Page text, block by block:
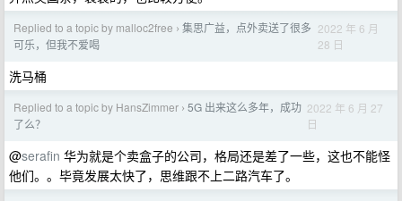
Replied to a topic by malloc2free › 集思广益，点外卖送了很多
可乐，但我不爱喝
2022 年 6 月
28 日
洗马桶
Replied to a topic by HansZimmer › 5G 出来这么多年，成功
了么？
2022 年 6 月 27
日
@serafin 华为就是个卖盒子的公司，格局还是差了一些，这也不能怪
他们。。毕竟发展太快了，思维跟不上二路汽车了。